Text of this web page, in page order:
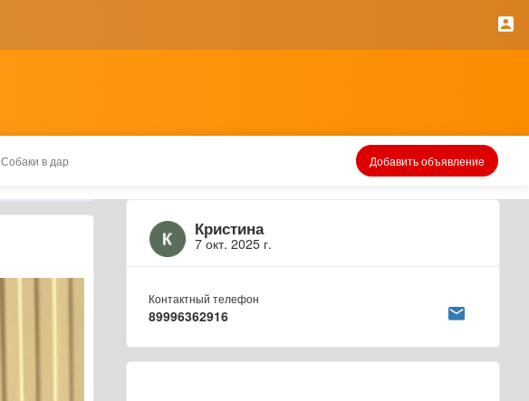
Собаки в дар Добавить объявление
Кристина
7 окт. 2025 г.
Контактный телефон
89996362916